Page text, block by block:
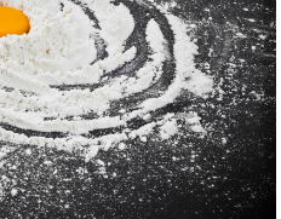
кофейни. Принцип
в трех метрах от себя.
на тротуар и нажал на
не только жизнь
существование всей
был чуть вкуснее или
возможно, 20
бы живы, а карты
кровью.